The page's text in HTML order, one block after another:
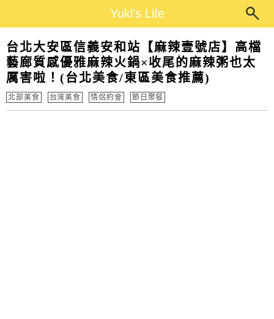
Yuki's Life
台北大安區信義安和站【麻辣壹號店】高檔
藝廊質感優雅麻辣火鍋×收尾的麻辣粥也太
厲害啦！(台北美食/東區美食推薦)
北部美食 台灣美食 情侶約會 節日聚餐